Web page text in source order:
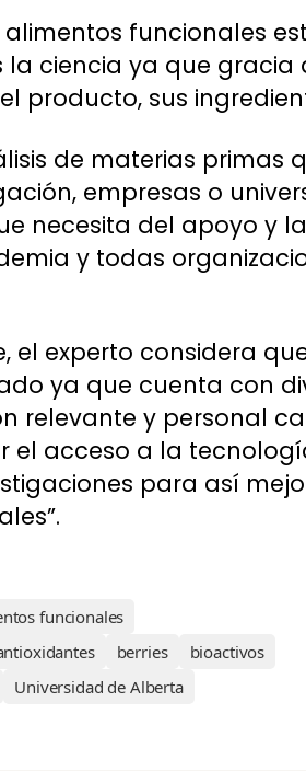
funcionales
la ciencia ya que
producto, sus
de materias primas
empresas o
necesita del apoyo y
y todas
el experto considera
ya que cuenta con
relevante y personal
el acceso a la
para así
funcionales
berries
bioactivos
Universidad de Alberta